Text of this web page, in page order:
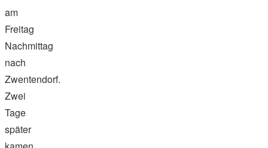
am
Freitag
Nachmittag
nach
Zwentendorf.
Zwei
Tage
später